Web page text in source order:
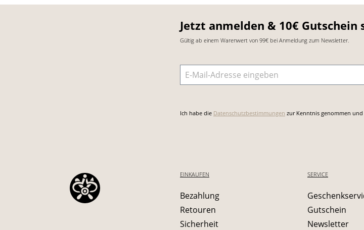
Jetzt anmelden & 10€ Gutschein
Gültig ab einem Warenwert von 99€ bei Anmeldung zum Newsletter.
E-Mail-Adresse
Ich habe die Datenschutzbestimmungen zur Kenntnis genommen
EINKAUFEN
Bezahlung
Retouren
Sicherheit
SERVICE
Gutschein
Newsletter